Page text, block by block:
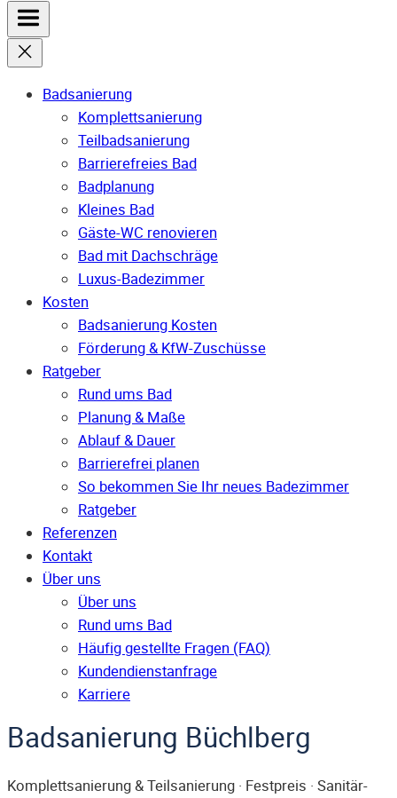
Badsanierung
Komplettsanierung
Teilbadsanierung
Barrierefreies Bad
Badplanung
Kleines Bad
Gäste-WC renovieren
Bad mit Dachschräge
Luxus-Badezimmer
Kosten
Badsanierung Kosten
Förderung & KfW-Zuschüsse
Ratgeber
Rund ums Bad
Planung & Maße
Ablauf & Dauer
Barrierefrei planen
So bekommen Sie Ihr neues Badezimmer
Ratgeber
Referenzen
Kontakt
Über uns
Über uns
Rund ums Bad
Häufig gestellte Fragen (FAQ)
Kunden­dienst­anfrage
Karriere
Badsanierung Büchlberg
Komplettsanierung & Teilsanierung · Festpreis · Sanitär-